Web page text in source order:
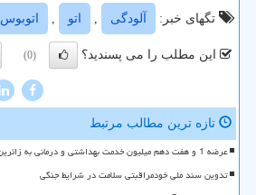
تگهای خبر:
آلودگی , اتو , اتوبوس
این مطلب را می پسندید؟ (0)
تازه ترین مطالب مرتبط
عرضه 1 و هفت دهم میلیون خدمت بهداشتی و درمانی به زائرین اربعین
تدوین سند ملی خودمراقبتی سلامت در شرایط جنگی